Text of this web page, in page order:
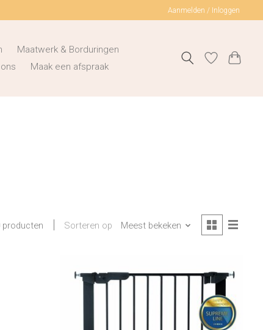
Aanmelden / Inloggen
Maatwerk & Borduringen
Maak een afspraak
producten Sorteren op Meest bekeken